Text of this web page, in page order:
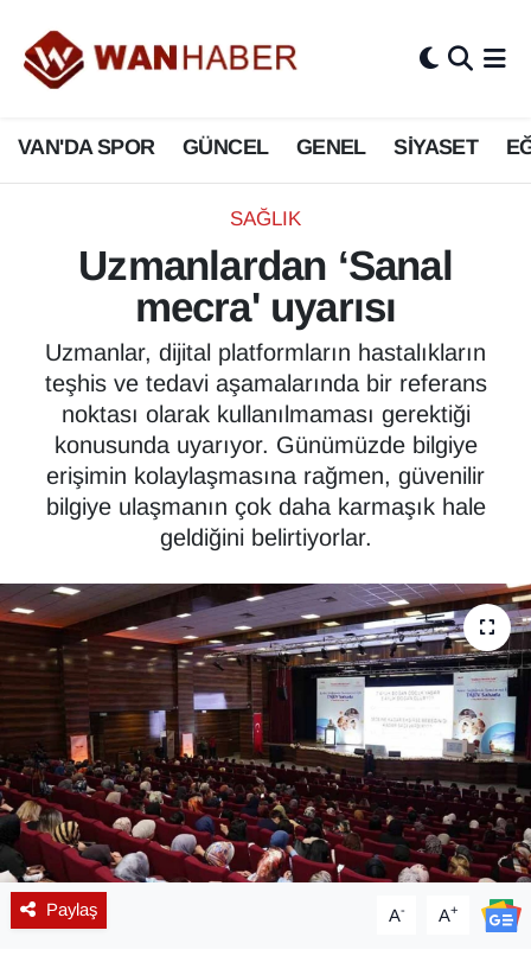
VAN'DA SPOR GÜNCEL GENEL SİYASET
SAĞLIK
Uzmanlardan ‘Sanal
mecra' uyarısı
Uzmanlar, dijital platformların hastalıkların
teşhis ve tedavi aşamalarında bir referans
noktası olarak kullanılmaması gerektiği
konusunda uyarıyor. Günümüzde bilgiye
erişimin kolaylaşmasına rağmen, güvenilir
bilgiye ulaşmanın çok daha karmaşık hale
geldiğini belirtiyorlar.
Paylaş A- A+
3.SAYFA
ASAYİŞ
BİLİM VE TEKNOLOJİ
Biyografi
ÇEVRE
Deprem
Dernekler, Odalar
DÜNYA
EĞİTİM
EKONOMİ
Eleman
Emlak
En çok konuşulanlar
Van Nöbetçi Eczaneler
Van Hava Durumu
Van Namaz Vakitleri
Van Trafik Yoğunluk Haritası
Süper Lig Puan Durumu ve Fikstür
Tüm Manşetler
Son Dakika Haberleri
Haber Arşivi